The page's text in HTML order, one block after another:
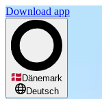
Download app
Dänemark
Deutsch